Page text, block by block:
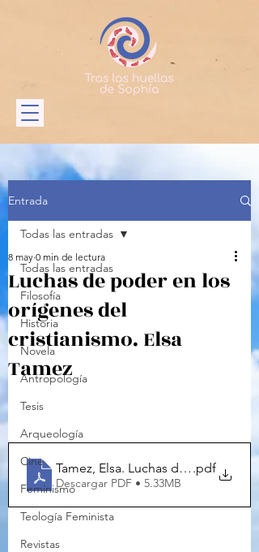
Entrada
Todas las entradas
Filosofía
Historia
Novela
Antropología
Tesis
Arqueología
Cine
Feminismo
Teología Feminista
Revistas
Todas las entradas
Luchas de poder en los
orígenes del
cristianismo. Elsa
Tamez
8 may 0 min de lectura
Tamez, Elsa. Luchas de poder en
.pdf
Descargar PDF • 5.33MB